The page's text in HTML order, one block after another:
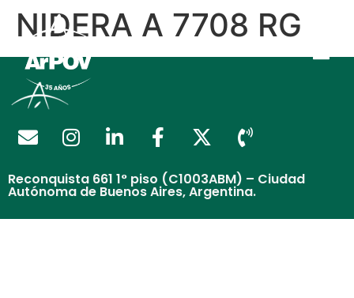
NIDERA A 7708 RG
Reconquista 661 1° piso (C1003ABM) – Ciudad
Autónoma de Buenos Aires, Argentina.